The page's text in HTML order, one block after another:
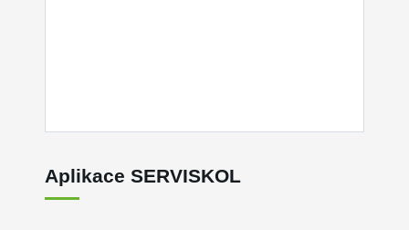
Aplikace SERVISKOL